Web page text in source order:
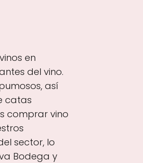
en
del vino.
así
catas
comprar vino
sector, lo
Bodega y